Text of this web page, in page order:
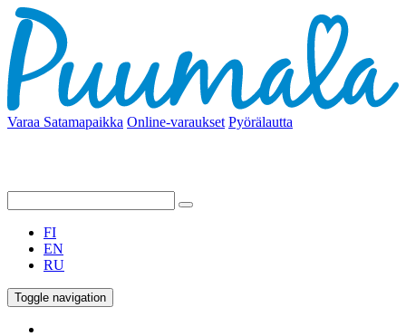
Varaa Satamapaikka Online-varaukset Pyörälautta
FI
EN
RU
Toggle navigation